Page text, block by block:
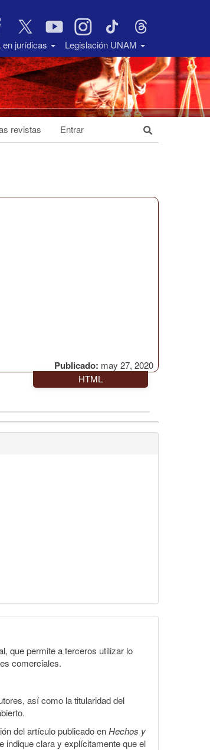
en jurídicas Legislación UNAM
revistas Entrar
Publicado: may 27, 2020
HTML
que permite a terceros utilizar lo
comerciales.
así como la titularidad del
del artículo publicado enHechos y
indique clara y explícitamente que el